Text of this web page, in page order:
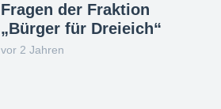
Fragen der Fraktion
„Bürger für Dreieich“
vor 2 Jahren